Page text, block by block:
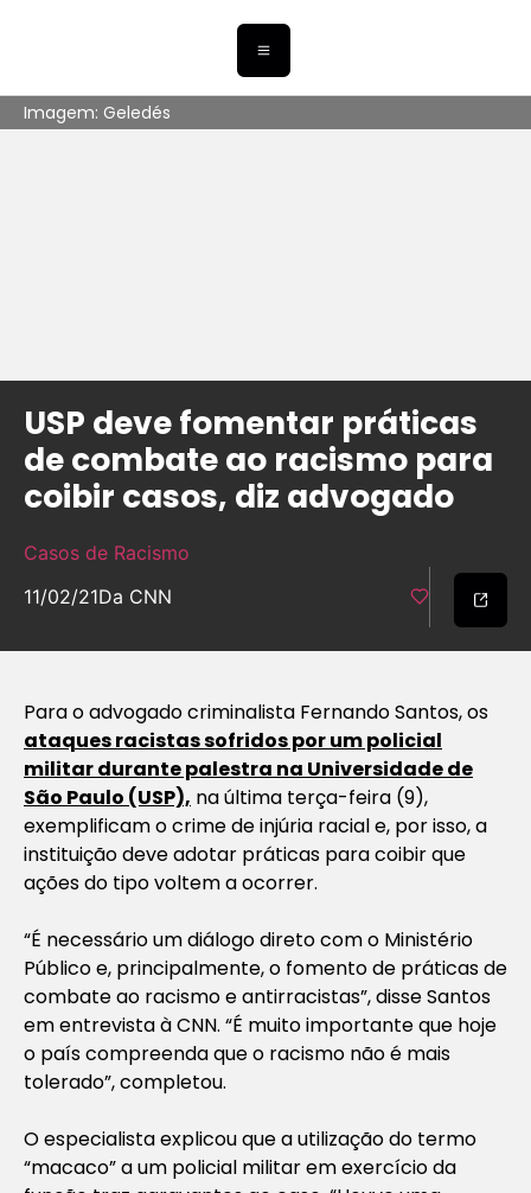
Imagem: Geledés
USP deve fomentar práticas
de combate ao racismo para
coibir casos, diz advogado
Casos de Racismo
11/02/21Da CNN
Para o advogado criminalista Fernando Santos, os
ataques racistas sofridos por um policial
militar durante palestra na Universidade de
São Paulo (USP), na última terça-feira (9),
exemplificam o crime de injúria racial e, por isso, a
instituição deve adotar práticas para coibir que
ações do tipo voltem a ocorrer.
“É necessário um diálogo direto com o Ministério
Público e, principalmente, o fomento de práticas de
combate ao racismo e antirracistas”, disse Santos
em entrevista à CNN. “É muito importante que hoje
o país compreenda que o racismo não é mais
tolerado”, completou.
O especialista explicou que a utilização do termo
“macaco” a um policial militar em exercício da